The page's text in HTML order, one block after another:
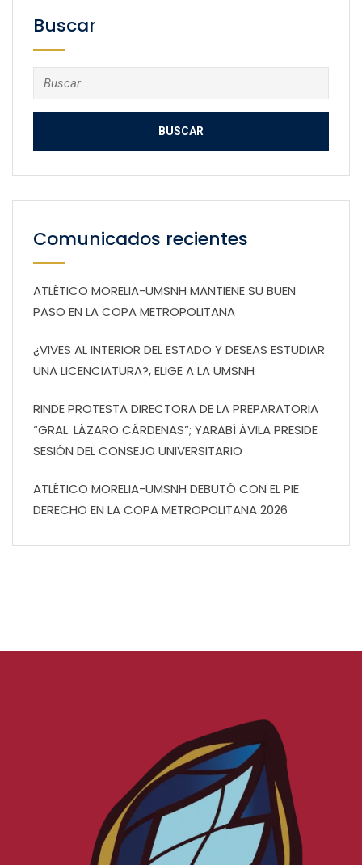
Buscar
Buscar:
Comunicados recientes
ATLÉTICO MORELIA-UMSNH MANTIENE SU BUEN
PASO EN LA COPA METROPOLITANA
¿VIVES AL INTERIOR DEL ESTADO Y DESEAS ESTUDIAR
UNA LICENCIATURA?, ELIGE A LA UMSNH
RINDE PROTESTA DIRECTORA DE LA PREPARATORIA
“GRAL. LÁZARO CÁRDENAS”; YARABÍ ÁVILA PRESIDE
SESIÓN DEL CONSEJO UNIVERSITARIO
ATLÉTICO MORELIA-UMSNH DEBUTÓ CON EL PIE
DERECHO EN LA COPA METROPOLITANA 2026